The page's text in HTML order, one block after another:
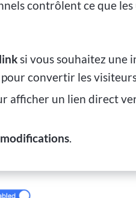
contrôlent ce que
si vous souhaitez une
convertir les
afficher un lien direct
.